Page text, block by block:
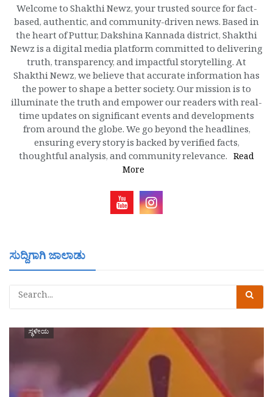
Welcome to Shakthi Newz, your trusted source for fact-
based, authentic, and community-driven news. Based in
the heart of Puttur, Dakshina Kannada district, Shakthi
Newz is a digital media platform committed to delivering
truth, transparency, and impactful storytelling. At
Shakthi Newz, we believe that accurate information has
the power to shape a better society. Our mission is to
illuminate the truth and empower our readers with real-
time updates on significant events and developments
from around the globe. We go beyond the headlines,
ensuring every story is backed by verified facts,
thoughtful analysis, and community relevance. Read
More
ಸುದ್ದಿಗಾಗಿ ಜಾಲಾಡು
ಸ್ಥಳೀಯ